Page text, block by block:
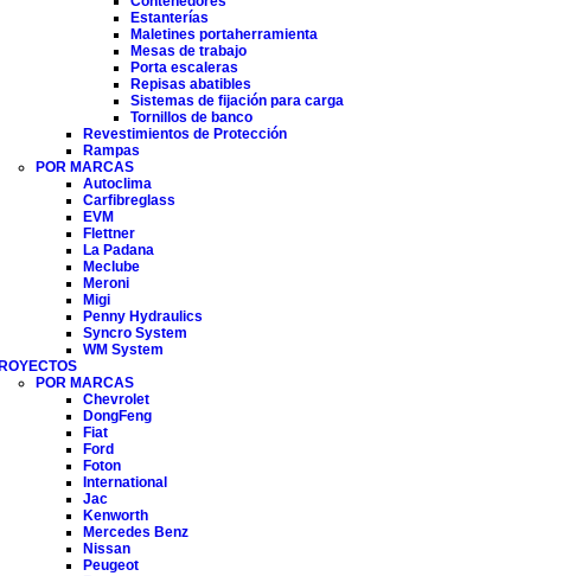
Estanterías
Maletines portaherramienta
Mesas de trabajo
Porta escaleras
Repisas abatibles
Sistemas de fijación para carga
Tornillos de banco
Revestimientos de Protección
Rampas
POR MARCAS
Autoclima
Carfibreglass
EVM
Flettner
La Padana
Meclube
Meroni
Migi
Penny Hydraulics
Syncro System
WM System
POR MARCAS
Chevrolet
DongFeng
Fiat
Ford
Foton
International
Jac
Kenworth
Mercedes Benz
Nissan
Peugeot